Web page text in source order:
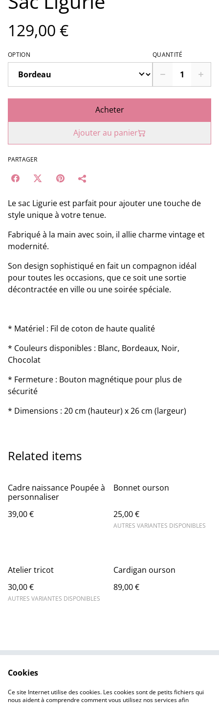
129,00 €
OPTION QUANTITÉ
Acheter
Ajouter au panier
PARTAGER
Le sac Ligurie est parfait pour ajouter une touche de
style unique à votre tenue.
Fabriqué à la main avec soin, il allie charme vintage et
modernité.
Son design sophistiqué en fait un compagnon idéal
pour toutes les occasions, que ce soit une sortie
décontractée en ville ou une soirée spéciale.
* Matériel : Fil de coton de haute qualité
* Couleurs disponibles : Blanc, Bordeaux, Noir,
Chocolat
* Fermeture : Bouton magnétique pour plus de
sécurité
* Dimensions : 20 cm (hauteur) x 26 cm (largeur)
Related items
Cadre naissance Poupée à
personnaliser
39,00 €
Bonnet ourson
25,00 €
AUTRES VARIANTES DISPONIBLES
Atelier tricot
30,00 €
AUTRES VARIANTES DISPONIBLES
Cardigan ourson
89,00 €
Politique de
confidentialité
Politique de cookies
Cookies
Ce site Internet utilise des cookies. Les cookies sont de petits fichiers qui
nous aident à comprendre comment vous utilisez nos services afin